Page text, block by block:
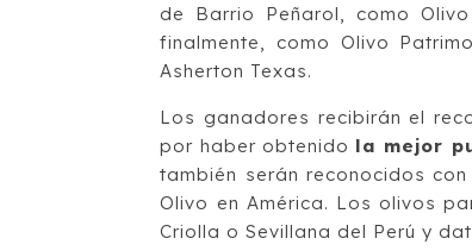
de Barrio Peñarol, como
finalmente, como Olivo
Asherton Texas.
Los ganadores recibirán el
por haber obtenido la mejor
también serán reconocidos
Olivo en América. Los olivos
Criolla o Sevillana del Perú y